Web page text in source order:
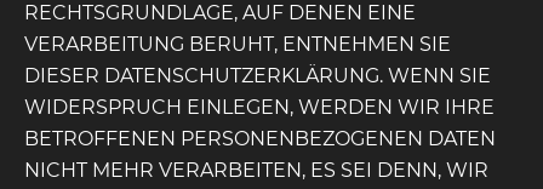
RECHTSGRUNDLAGE, AUF DENEN EINE
VERARBEITUNG BERUHT, ENTNEHMEN SIE
DIESER DATENSCHUTZERKLÄRUNG. WENN SIE
WIDERSPRUCH EINLEGEN, WERDEN WIR IHRE
BETROFFENEN PERSONENBEZOGENEN DATEN
NICHT MEHR VERARBEITEN, ES SEI DENN, WIR